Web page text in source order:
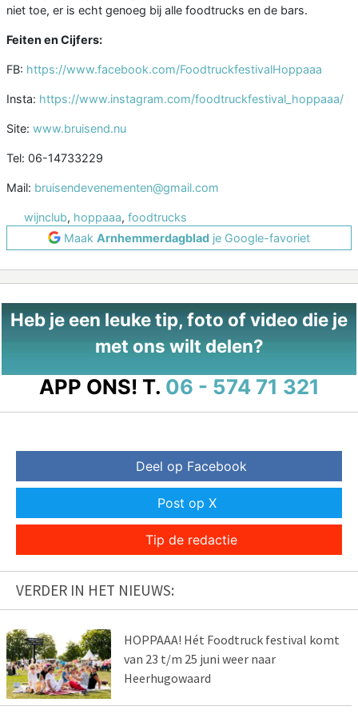
niet toe, er is echt genoeg bij alle foodtrucks en de bars.
Feiten en Cijfers:
FB: https://www.facebook.com/FoodtruckfestivalHoppaaa
Insta: https://www.instagram.com/foodtruckfestival_hoppaaa/
Site: www.bruisend.nu
Tel: 06-14733229
Mail: bruisendevenementen@gmail.com
wijnclub, hoppaaa, foodtrucks
Maak Arnhemmerdagblad je Google-favoriet
Heb je een leuke tip, foto of video die je
met ons wilt delen?
APP ONS! T. 06 - 574 71 321
Deel op Facebook
Post op X
Tip de redactie
VERDER IN HET NIEUWS:
HOPPAAA! Hét Foodtruck festival komt
van 23 t/m 25 juni weer naar
Heerhugowaard